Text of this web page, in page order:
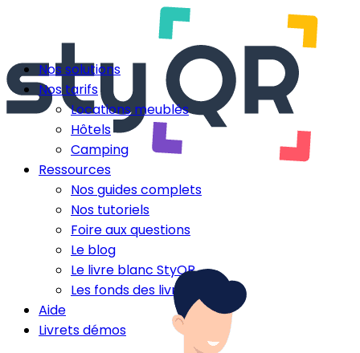
Nos solutions
Nos tarifs
Locations meublés
Hôtels
Camping
Ressources
Nos guides complets
Nos tutoriels
Foire aux questions
Le blog
Le livre blanc StyQR
Les fonds des livrets
Aide
Livrets démos